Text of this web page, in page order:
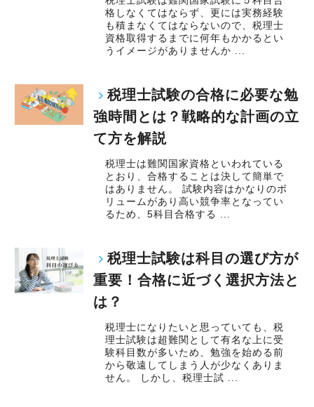
格しなくてはならず、更には実務経験
も積まなくてはならないので、税理士
資格取得するまでに何年もかかるとい
うイメージがありませんか ...
税理士試験の合格に必要な勉
強時間とは？戦略的な計画の立
て方を解説
税理士は難関国家資格といわれている
とおり、合格することは決して簡単で
はありません。 試験内容はかなりのボ
リュームがあり高い競争率となってい
るため、5科目合格する ...
税理士試験は科目の選び方が
重要！合格に近づく選択方法と
は？
税理士になりたいと思っていても、税
理士試験は超難関として有名な上に受
験科目数が多いため、勉強を始める前
から敬遠してしまう人が少なくありま
せん。 しかし、税理士試 ...